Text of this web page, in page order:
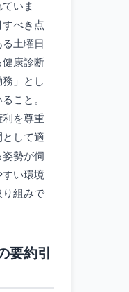
いま
べき点
土曜日
健康診断
」とし
こと。
利を尊重
として適
勢が伺
すい環境
り組みで
要約引